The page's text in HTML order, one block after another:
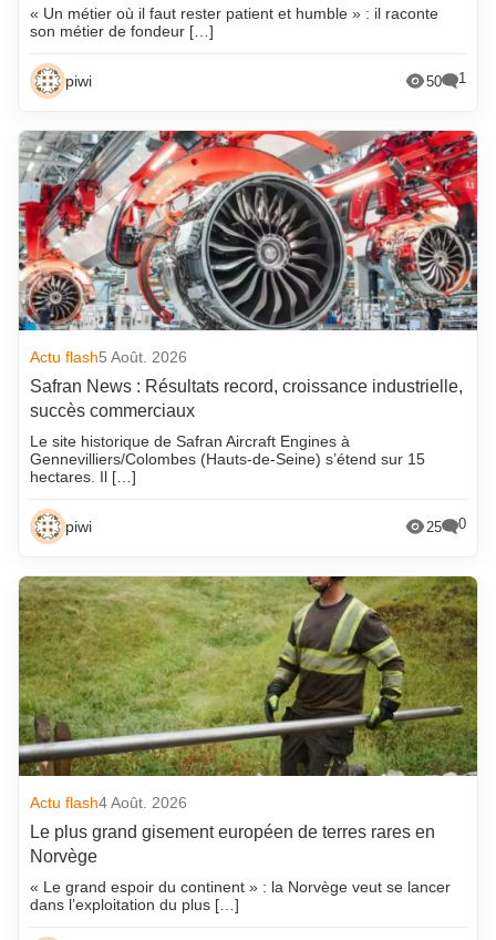
« Un métier où il faut rester patient et humble » : il raconte
son métier de fondeur […]
piwi 50 1
Actu flash5 Août. 2026
Safran News : Résultats record, croissance industrielle,
succès commerciaux
Le site historique de Safran Aircraft Engines à
Gennevilliers/Colombes (Hauts-de-Seine) s’étend sur 15
hectares. Il […]
piwi 25 0
Actu flash4 Août. 2026
Le plus grand gisement européen de terres rares en
Norvège
« Le grand espoir du continent » : la Norvège veut se lancer
dans l’exploitation du plus […]